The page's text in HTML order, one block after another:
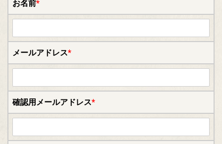
お名前*
メールアドレス*
確認用メールアドレス*